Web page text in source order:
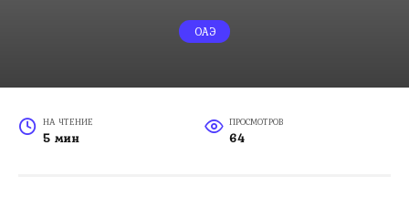
ОАЭ
НА ЧТЕНИЕ
5 мин
ПРОСМОТРОВ
64